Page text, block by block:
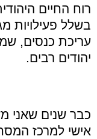
רוח החיים
בשלל פעילויות
עריכת כנסים,
יהודים רבים.
כבר שנים שאני
אישי למרכז